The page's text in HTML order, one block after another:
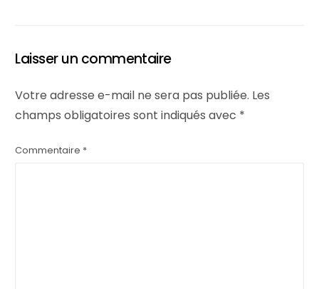
Laisser un commentaire
Votre adresse e-mail ne sera pas publiée. Les
champs obligatoires sont indiqués avec *
Commentaire *